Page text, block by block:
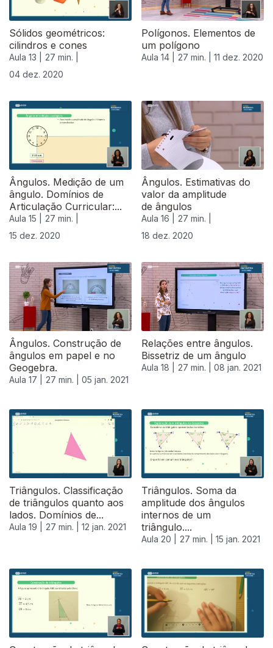
Sólidos geométricos:
cilindros e cones
Aula 13 |
27 min. |
04 dez. 2020
Polígonos. Elementos de
um polígono
Aula 14 | 27 min. | 11 dez. 2020
Ângulos. Medição de um
ângulo. Domínios de
Articulação Curricular:...
Aula 15 |
27 min. |
15 dez. 2020
Ângulos. Estimativas do
valor da amplitude
de ângulos
Aula 16 |
27 min. |
18 dez. 2020
Ângulos. Construção de
ângulos em papel e no
Geogebra.
Aula 17 | 27 min. | 05 jan. 2021
Relações entre ângulos.
Bissetriz de um ângulo
Aula 18 | 27 min. | 08 jan. 2021
Triângulos. Classificação
de triângulos quanto aos
lados. Domínios de...
Aula 19 | 27 min. | 12 jan. 2021
Triângulos. Soma da
amplitude dos ângulos
internos de um
triângulo....
Aula 20 | 27 min. | 15 jan. 2021